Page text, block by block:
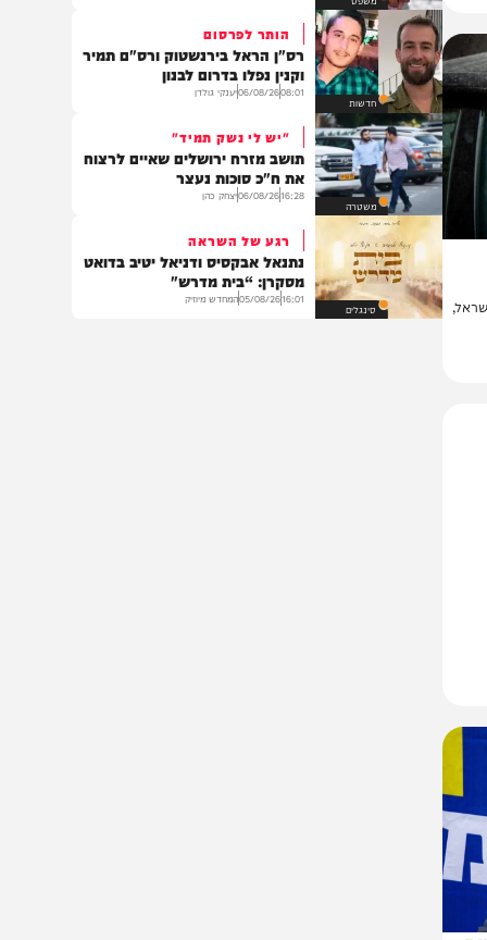
משפט
תיעדו אנשי ביטחון ובסיסים: בני
זוג מאשקלון נאשמים בריגול
14:28
06/08/26דודי סגל
חדשות
רס"ן הראל בירנשטוק ורס"ם תמיר
וקנין נפלו בדרום לבנון
08:01
06/08/26 יענקי גולדן
משטרה
"יש לי נשק תמיד"
תושב מזרח ירושלים שאיים לרצוח
את ח"כ סוכות נעצר
16:28
06/08/26 יצחק כהן